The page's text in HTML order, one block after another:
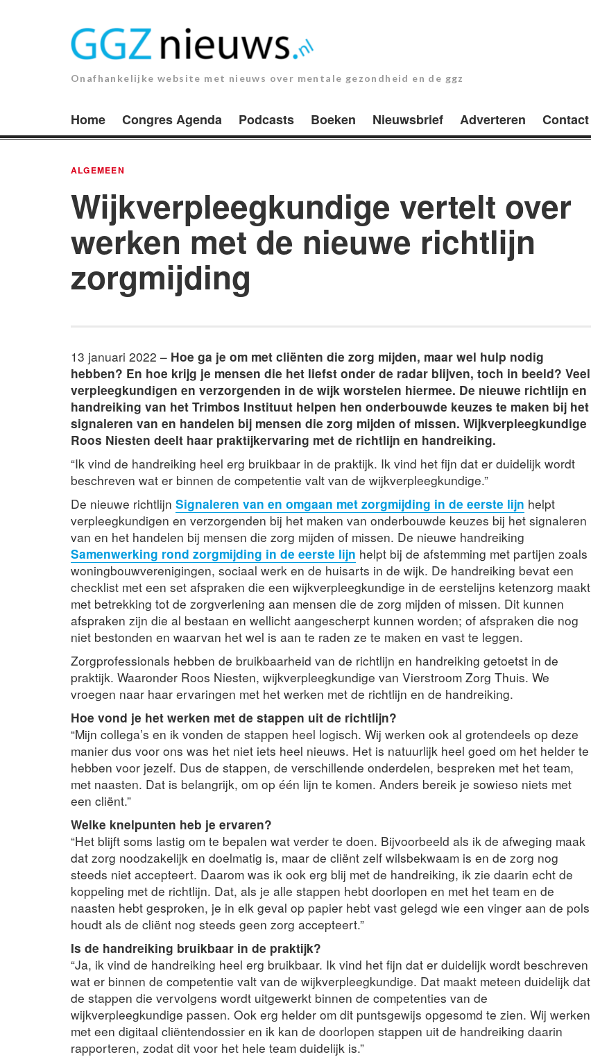
Onafhankelijke website met nieuws over mentale gezondheid en de ggz
Home Congres Agenda Podcasts Boeken Nieuwsbrief Adverteren Contact
ALGEMEEN
Wijkverpleegkundige vertelt over
werken met de nieuwe richtlijn
zorgmijding
13 januari 2022 – Hoe ga je om met cliënten die zorg mijden, maar wel hulp nodig
hebben? En hoe krijg je mensen die het liefst onder de radar blijven, toch in beeld? Veel
verpleegkundigen en verzorgenden in de wijk worstelen hiermee. De nieuwe richtlijn en
handreiking van het Trimbos Instituut helpen hen onderbouwde keuzes te maken bij het
signaleren van en handelen bij mensen die zorg mijden of missen. Wijkverpleegkundige
Roos Niesten deelt haar praktijkervaring met de richtlijn en handreiking.
“Ik vind de handreiking heel erg bruikbaar in de praktijk. Ik vind het fijn dat er duidelijk wordt
beschreven wat er binnen de competentie valt van de wijkverpleegkundige.”
De nieuwe richtlijn Signaleren van en omgaan met zorgmijding in de eerste lijn helpt
verpleegkundigen en verzorgenden bij het maken van onderbouwde keuzes bij het signaleren
van en het handelen bij mensen die zorg mijden of missen. De nieuwe handreiking
Samenwerking rond zorgmijding in de eerste lijn helpt bij de afstemming met partijen zoals
woningbouwverenigingen, sociaal werk en de huisarts in de wijk. De handreiking bevat een
checklist met een set afspraken die een wijkverpleegkundige in de eerstelijns ketenzorg maakt
met betrekking tot de zorgverlening aan mensen die de zorg mijden of missen. Dit kunnen
afspraken zijn die al bestaan en wellicht aangescherpt kunnen worden; of afspraken die nog
niet bestonden en waarvan het wel is aan te raden ze te maken en vast te leggen.
Zorgprofessionals hebben de bruikbaarheid van de richtlijn en handreiking getoetst in de
praktijk. Waaronder Roos Niesten, wijkverpleegkundige van Vierstroom Zorg Thuis. We
vroegen naar haar ervaringen met het werken met de richtlijn en de handreiking.
Hoe vond je het werken met de stappen uit de richtlijn?
“Mijn collega’s en ik vonden de stappen heel logisch. Wij werken ook al grotendeels op deze
manier dus voor ons was het niet iets heel nieuws. Het is natuurlijk heel goed om het helder te
hebben voor jezelf. Dus de stappen, de verschillende onderdelen, bespreken met het team,
met naasten. Dat is belangrijk, om op één lijn te komen. Anders bereik je sowieso niets met
een cliënt.”
Welke knelpunten heb je ervaren?
“Het blijft soms lastig om te bepalen wat verder te doen. Bijvoorbeeld als ik de afweging maak
dat zorg noodzakelijk en doelmatig is, maar de cliënt zelf wilsbekwaam is en de zorg nog
steeds niet accepteert. Daarom was ik ook erg blij met de handreiking, ik zie daarin echt de
koppeling met de richtlijn. Dat, als je alle stappen hebt doorlopen en met het team en de
naasten hebt gesproken, je in elk geval op papier hebt vast gelegd wie een vinger aan de pols
houdt als de cliënt nog steeds geen zorg accepteert.”
Is de handreiking bruikbaar in de praktijk?
“Ja, ik vind de handreiking heel erg bruikbaar. Ik vind het fijn dat er duidelijk wordt beschreven
wat er binnen de competentie valt van de wijkverpleegkundige. Dat maakt meteen duidelijk dat
de stappen die vervolgens wordt uitgewerkt binnen de competenties van de
wijkverpleegkundige passen. Ook erg helder om dit puntsgewijs opgesomd te zien. Wij werken
met een digitaal cliëntendossier en ik kan de doorlopen stappen uit de handreiking daarin
rapporteren, zodat dit voor het hele team duidelijk is.”